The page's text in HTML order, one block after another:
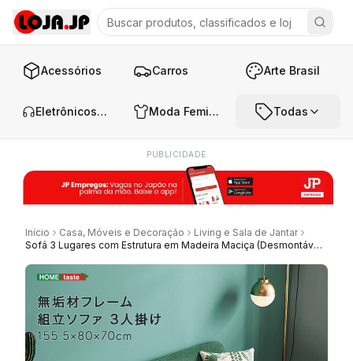
Acessórios Carros Arte Brasil
Eletrônicos e Áudio Moda Feminina Todas
PUBLICIDADE
Início Casa, Móveis e Decoração
Living e Sala de Jantar
Sofá 3 Lugares com Estrutura em Madeira Maciça (Desmontável)【Natural】